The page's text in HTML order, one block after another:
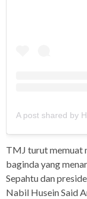
TMJ turut memuat
baginda yang
Sepahtu dan
Nabil Husein Said